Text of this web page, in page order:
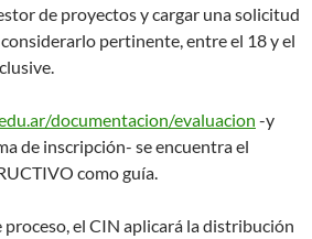
de proyectos y cargar una solicitud
pertinente, entre el 18 y el
documentacion/evaluacion -y
de inscripción- se encuentra el
como guía.
proceso, el CIN aplicará la distribución